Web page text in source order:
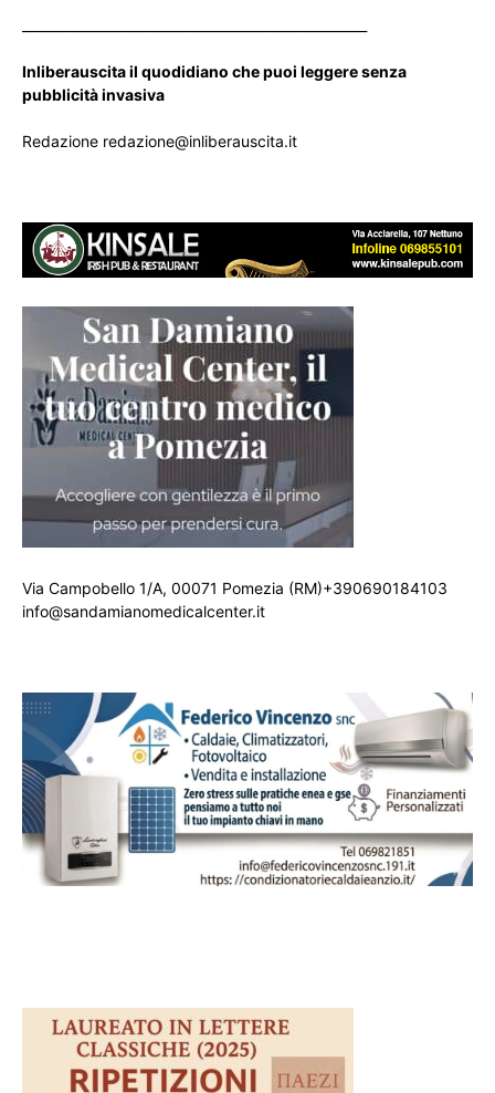
Inliberauscita il quodidiano che puoi leggere senza
pubblicità invasiva
Redazione redazione@inliberauscita.it
Via Campobello 1/A, 00071 Pomezia (RM)+390690184103
info@sandamianomedicalcenter.it